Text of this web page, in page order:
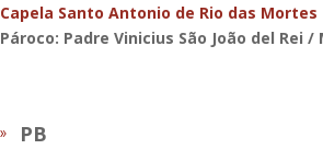
Capela Santo Antonio de Rio das Mortes
Pároco: Padre Vinicius São João del Rei /
PB